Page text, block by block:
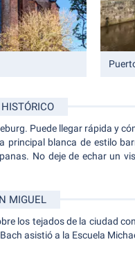
Puede llegar rápida y
blanca de estilo
No deje de echar un
MIGUEL
los tejados de la ciudad
asistió a la Escuela